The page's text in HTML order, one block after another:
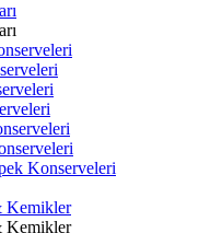
Konserveleri
Kemikler
Kemikler